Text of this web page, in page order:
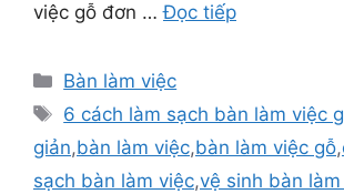
việc gỗ đơn …Đọc tiếp
Danh
mục
Bàn làm việc
Thẻ
6 cách làm sạch bàn làm việc
giản,bàn làm việc,bàn làm việc gỗ,
sạch bàn làm việc,vệ sinh bàn